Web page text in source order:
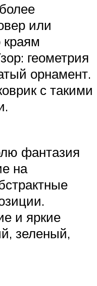
или
геометрия
орнамент.
с такими
фантазия
на
и яркие
зеленый,